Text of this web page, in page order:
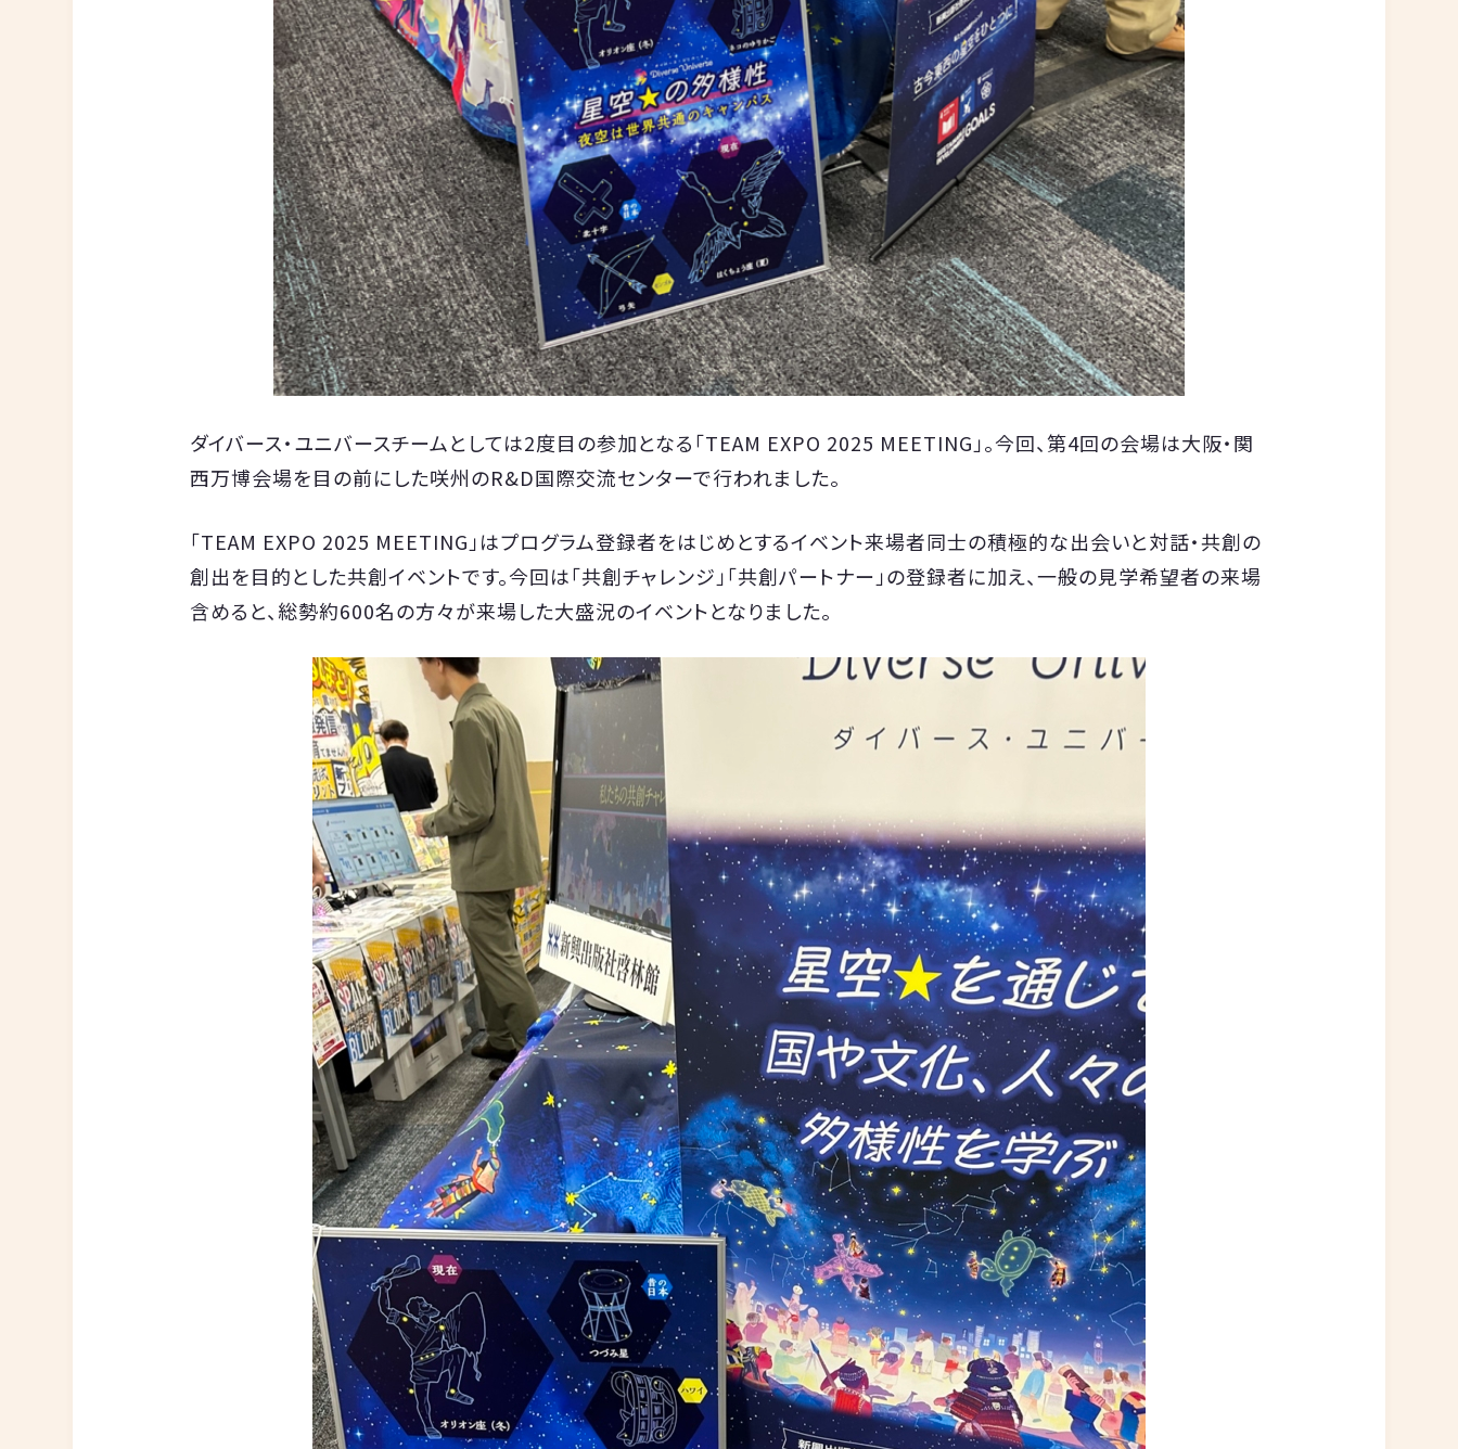
ダイバース・ユニバースチームとしては2度目の参加となる「TEAM EXPO 2025 MEETING」。今回、第4回の会場は大阪・関
西万博会場を目の前にした咲州のR&D国際交流センターで行われました。
「TEAM EXPO 2025 MEETING」はプログラム登録者をはじめとするイベント来場者同士の積極的な出会いと対話・共創の
創出を目的とした共創イベントです。今回は「共創チャレンジ」「共創パートナー」の登録者に加え、一般の見学希望者の来場
含めると、総勢約600名の方々が来場した大盛況のイベントとなりました。